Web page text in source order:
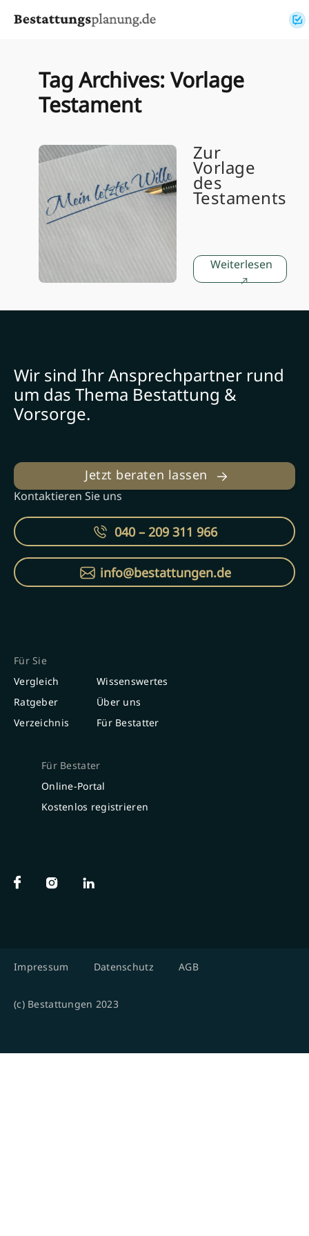
Tag Archives: Vorlage
Testament
Zur
Vorlage
des
Testaments
Weiterlesen
Wir sind Ihr Ansprechpartner rund
um das Thema Bestattung &
Vorsorge.
Jetzt beraten lassen
Kontaktieren Sie uns
040 – 209 311 966
info@bestattungen.de
Für Sie
Vergleich
Ratgeber
Verzeichnis
Wissenswertes
Über uns
Für Bestatter
Für Bestater
Online-Portal
Kostenlos registrieren
Impressum Datenschutz AGB
(c) Bestattungen 2023